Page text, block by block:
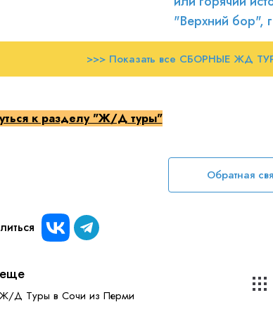
"Верхний бор",
>>> Показать все СБОРНЫЕ ЖД
к разделу "Ж/Д туры"
Обратная
Д Туры в Сочи из Перми